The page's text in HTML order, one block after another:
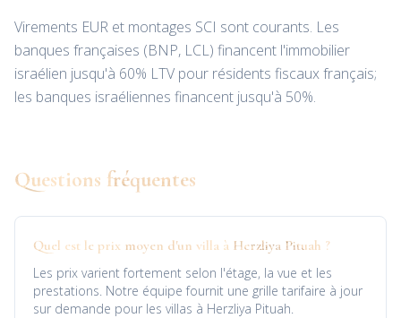
Virements EUR et montages SCI sont courants. Les
banques françaises (BNP, LCL) financent l'immobilier
israélien jusqu'à 60% LTV pour résidents fiscaux français;
les banques israéliennes financent jusqu'à 50%.
Questions fréquentes
Quel est le prix moyen d'un villa à Herzliya Pituah ?
Les prix varient fortement selon l'étage, la vue et les
prestations. Notre équipe fournit une grille tarifaire à jour
sur demande pour les villas à Herzliya Pituah.